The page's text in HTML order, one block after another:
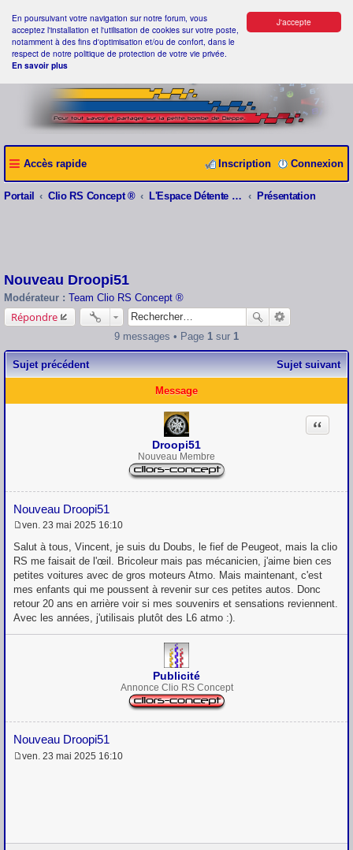
J'accepte
En poursuivant votre navigation sur notre forum, vous
acceptez l'installation et l'utilisation de cookies sur votre poste,
notamment à des fins d'optimisation et/ou de confort, dans le
respect de notre politique de protection de votre vie privée.
En savoir plus
Accès rapide Connexion
Inscription
Portail Clio RS Concept ® L'Espace Détente Clio RS Concept ® Présentation
Nouveau Droopi51
Modérateur : Team Clio RS Concept ®
Répondre
9 messages • Page 1 sur 1
Sujet précédent Sujet suivant
Message
Droopi51
Nouveau Membre
Nouveau Droopi51
Citation
e
s
s
a
g
e
ven. 23 mai 2025 16:10
Salut à tous, Vincent, je suis du Doubs, le fief de Peugeot, mais la clio
RS me faisait de l'œil. Bricoleur mais pas mécanicien, j'aime bien ces
petites voitures avec de gros moteurs Atmo. Mais maintenant, c'est
mes enfants qui me poussent à revenir sur ces petites autos. Donc
retour 20 ans en arrière voir si mes souvenirs et sensations reviennent.
Avec les années, j'utilisais plutôt des L6 atmo :).
Publicité
Annonce Clio RS Concept
Nouveau Droopi51
ven. 23 mai 2025 16:10